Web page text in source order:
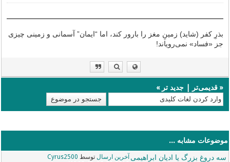
بذرِ کفر (شاید) زمینِ مغز را بارور ‌کند، اما “ایمان” آسمانی و زمینی چیزی
جز «فساد» نمی‌رویاند!
«قدیمی‌تر |جدید تر »
موضوعات مشابه ...
سه دروغ بزرگ یا ادیان ابراهیمی آخرین ارسال توسط Cyrus2500